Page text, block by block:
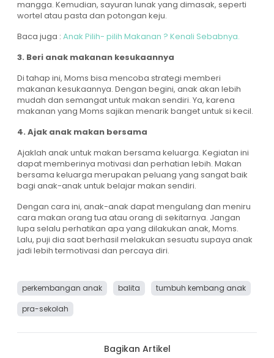
mangga. Kemudian, sayuran lunak yang dimasak, seperti
wortel atau pasta dan potongan keju.
Baca juga : Anak Pilih- pilih Makanan ? Kenali Sebabnya.
3. Beri anak makanan kesukaannya
Di tahap ini, Moms bisa mencoba strategi memberi
makanan kesukaannya. Dengan begini, anak akan lebih
mudah dan semangat untuk makan sendiri. Ya, karena
makanan yang Moms sajikan menarik banget untuk si kecil.
4. Ajak anak makan bersama
Ajaklah anak untuk makan bersama keluarga. Kegiatan ini
dapat memberinya motivasi dan perhatian lebih. Makan
bersama keluarga merupakan peluang yang sangat baik
bagi anak-anak untuk belajar makan sendiri.
Dengan cara ini, anak-anak dapat mengulang dan meniru
cara makan orang tua atau orang di sekitarnya. Jangan
lupa selalu perhatikan apa yang dilakukan anak, Moms.
Lalu, puji dia saat berhasil melakukan sesuatu supaya anak
jadi lebih termotivasi dan percaya diri.
perkembangan anak balita
tumbuh kembang anak
pra-sekolah
Bagikan Artikel